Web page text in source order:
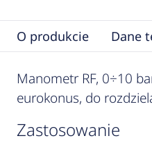
O produkcie Dane
Manometr RF, 0÷10
eurokonus, do
zastosowanie